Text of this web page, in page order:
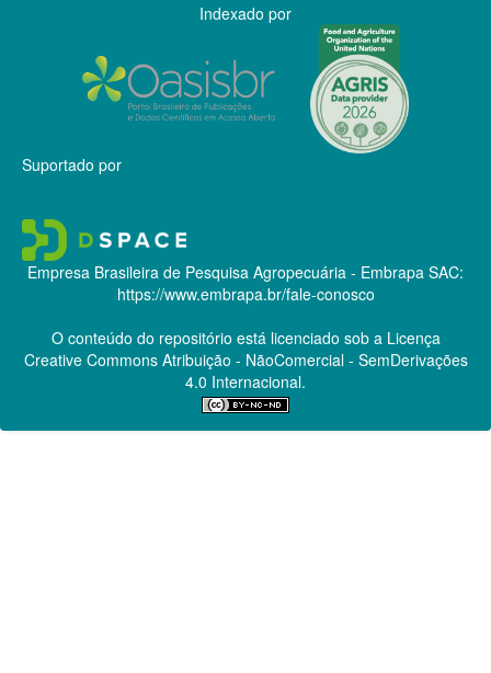
Indexado por
Suportado por
Empresa Brasileira de Pesquisa Agropecuária - Embrapa SAC:
https://www.embrapa.br/fale-conosco
O conteúdo do repositório está licenciado sob a Licença
Creative CommonsAtribuição - NãoComercial - SemDerivações
4.0 Internacional.